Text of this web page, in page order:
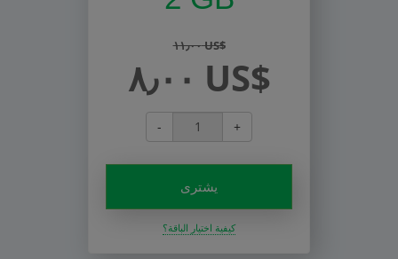
١١٫٠٠ US$
٨٫٠٠ US$
- +
يشترى
كيفية اختيار الباقة؟